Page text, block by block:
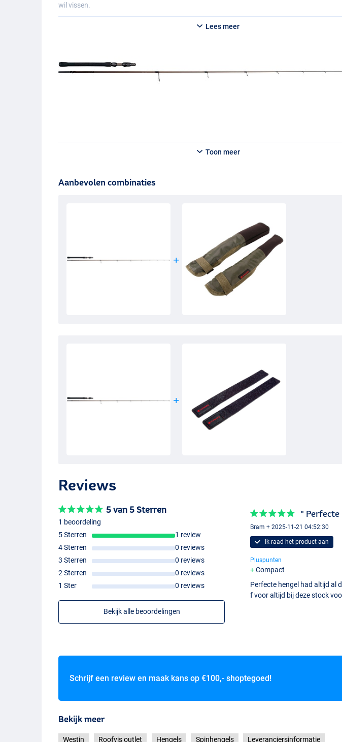
wil vissen.
Lees meer
Toon meer
Aanbevolen combinaties
Reviews
5 van 5 Sterren
1 beoordeling
5 Sterren
1 review
4 Sterren
0 reviews
3 Sterren
0 reviews
2 Sterren
0 reviews
1 Ster
0 reviews
Bekijk alle beoordelingen
"
Bram + 2025-11-21 04:52:30
Ik raad het product aan
Pluspunten
Compact
Perfecte hengel had altijd al
f voor altijd bij deze stock
Schrijf een review en maak kans op €100,- shoptegoed!
Bekijk meer
Westin Roofvis outlet Hengels Spinhengels Leveranciersinformatie